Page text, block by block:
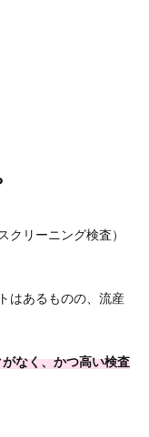
リーニング検査）
はあるものの、流産
なく、かつ高い検査